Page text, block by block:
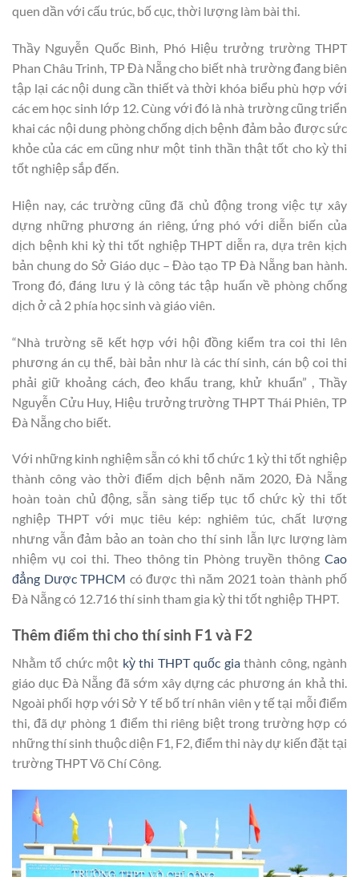
quen dần với cấu trúc, bố cục, thời lượng làm bài thi.
Thầy Nguyễn Quốc Bình, Phó Hiệu trưởng trường THPT
Phan Châu Trinh, TP Đà Nẵng cho biết nhà trường đang biên
tập lại các nội dung cần thiết và thời khóa biểu phù hợp với
các em học sinh lớp 12. Cùng với đó là nhà trường cũng triển
khai các nội dung phòng chống dịch bệnh đảm bảo được sức
khỏe của các em cũng như một tinh thần thật tốt cho kỳ thi
tốt nghiệp sắp đến.
Hiện nay, các trường cũng đã chủ động trong việc tự xây
dựng những phương án riêng, ứng phó với diễn biến của
dịch bệnh khi kỳ thi tốt nghiệp THPT diễn ra, dựa trên kịch
bản chung do Sở Giáo dục – Đào tạo TP Đà Nẵng ban hành.
Trong đó, đáng lưu ý là công tác tập huấn về phòng chống
dịch ở cả 2 phía học sinh và giáo viên.
“Nhà trường sẽ kết hợp với hội đồng kiểm tra coi thi lên
phương án cụ thể, bài bản như là các thí sinh, cán bộ coi thi
phải giữ khoảng cách, đeo khẩu trang, khử khuẩn” , Thầy
Nguyễn Cửu Huy, Hiệu trưởng trường THPT Thái Phiên, TP
Đà Nẵng cho biết.
Với những kinh nghiệm sẵn có khi tổ chức 1 kỳ thi tốt nghiệp
thành công vào thời điểm dịch bệnh năm 2020, Đà Nẵng
hoàn toàn chủ động, sẵn sàng tiếp tục tổ chức kỳ thi tốt
nghiệp THPT với mục tiêu kép: nghiêm túc, chất lượng
nhưng vẫn đảm bảo an toàn cho thí sinh lẫn lực lượng làm
nhiệm vụ coi thi. Theo thông tin Phòng truyền thông Cao
đẳng Dược TPHCM có được thì năm 2021 toàn thành phố
Đà Nẵng có 12.716 thí sinh tham gia kỳ thi tốt nghiệp THPT.
Thêm điểm thi cho thí sinh F1 và F2
Nhằm tổ chức một kỳ thi THPT quốc giathành công, ngành
giáo dục Đà Nẵng đã sớm xây dựng các phương án khả thi.
Ngoài phối hợp với Sở Y tế bố trí nhân viên y tế tại mỗi điểm
thi, đã dự phòng 1 điểm thi riêng biệt trong trường hợp có
những thí sinh thuộc diện F1, F2, điểm thi này dự kiến đặt tại
trường THPT Võ Chí Công.